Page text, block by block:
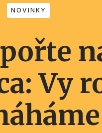
NOVINKY
Vy